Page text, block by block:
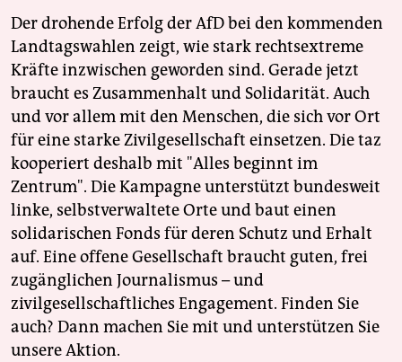
Der drohende Erfolg der AfD bei den kommenden
Landtagswahlen zeigt, wie stark rechtsextreme
Kräfte inzwischen geworden sind. Gerade jetzt
braucht es Zusammenhalt und Solidarität. Auch
und vor allem mit den Menschen, die sich vor Ort
für eine starke Zivilgesellschaft einsetzen. Die taz
kooperiert deshalb mit "Alles beginnt im
Zentrum". Die Kampagne unterstützt bundesweit
linke, selbstverwaltete Orte und baut einen
solidarischen Fonds für deren Schutz und Erhalt
auf. Eine offene Gesellschaft braucht guten, frei
zugänglichen Journalismus – und
zivilgesellschaftliches Engagement. Finden Sie
auch? Dann machen Sie mit und unterstützen Sie
unsere Aktion.